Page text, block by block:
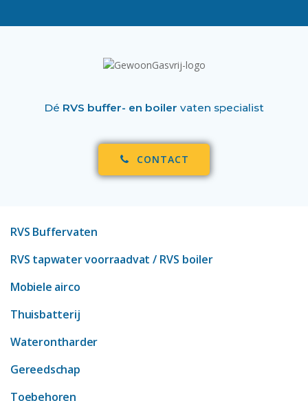
Dé RVS buffer- en boiler vaten specialist
CONTACT
RVS Buffervaten
RVS tapwater voorraadvat / RVS boiler
Mobiele airco
Thuisbatterij
Waterontharder
Gereedschap
Toebehoren